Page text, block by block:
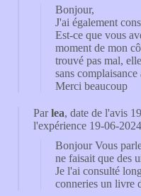
Bonjour,
J'ai également
Est-ce que vous
moment de mon
trouvé pas mal,
sans
Merci beaucoup
Parlea, date de l'avis
l'expérience 19-06-
Bonjour Vous
ne faisait que des
Je l'ai consulté
conneries un livre